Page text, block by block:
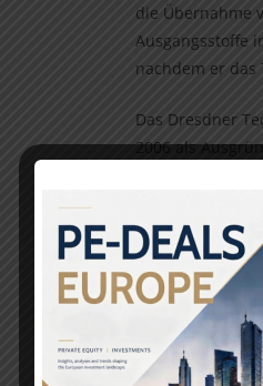
die Übernahme
Ausgangsstoffe
nachdem er das
Das Dresdner
2006 als
Apo-Ident, das
Apotheken zum
erarbeitet und
Fagron ist ein
individuellen
Patient:innen